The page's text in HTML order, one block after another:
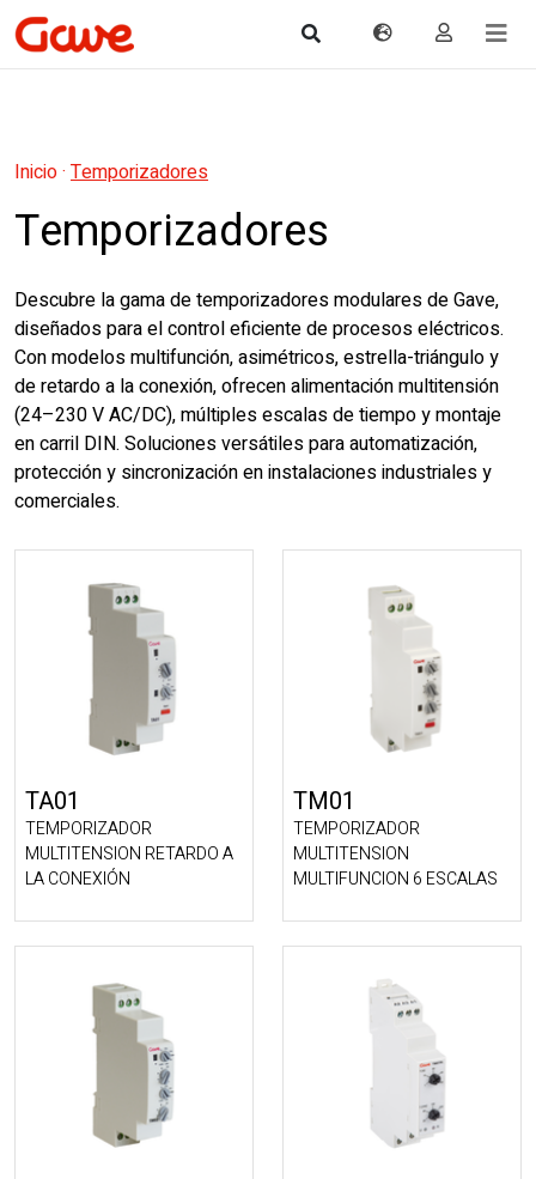
Inicio· Temporizadores
Temporizadores
Descubre la gama de temporizadores modulares de Gave,
diseñados para el control eficiente de procesos eléctricos.
Con modelos multifunción, asimétricos, estrella-triángulo y
de retardo a la conexión, ofrecen alimentación multitensión
(24–230 V AC/DC), múltiples escalas de tiempo y montaje
en carril DIN. Soluciones versátiles para automatización,
protección y sincronización en instalaciones industriales y
comerciales.
TA01
TEMPORIZADOR
MULTITENSION RETARDO A
LA CONEXIÓN
TM01
TEMPORIZADOR
MULTITENSION
MULTIFUNCION 6 ESCALAS